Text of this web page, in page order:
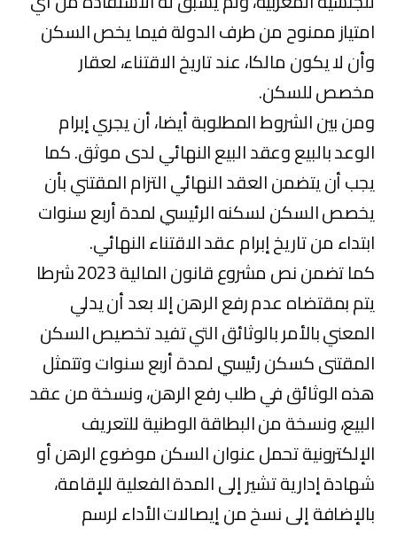
امتياز ممنوح من طرف الدولة فيما يخص السكن
وأن لا يكون مالكا، عند تاريخ الاقتناء، لعقار
مخصص للسكن.
ومن بين الشروط المطلوبة أيضا، أن يجري إبرام
الوعد بالبيع وعقد البيع النهائي لدى موثق. كما
يجب أن يتضمن العقد النهائي التزام المقتني بأن
يخصص السكن لسكنه الرئيسي لمدة أربع سنوات
ابتداء من تاريخ إبرام عقد الاقتناء النهائي.
كما تضمن نص مشروع قانون المالية 2023 شرطا
يتم بمقتضاه عدم رفع الرهن إلا بعد أن يدلي
المعني بالأمر بالوثائق التي تفيد تخصيص السكن
المقتنى كسكن رئيسي لمدة أربع سنوات وتتمثل
هذه الوثائق في طلب رفع الرهن، ونسخة من عقد
البيع، ونسخة من البطاقة الوطنية للتعريف
الإلكترونية تحمل عنوان السكن موضوع الرهن أو
شهادة إدارية تشير إلى المدة الفعلية للإقامة،
بالإضافة إلى نسخ من إيصالات الأداء لرسم